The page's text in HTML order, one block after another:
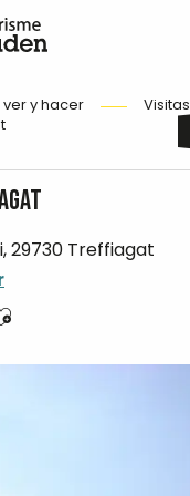
ver y hacer
Visitas
29730 Treffiagat
aux favoris